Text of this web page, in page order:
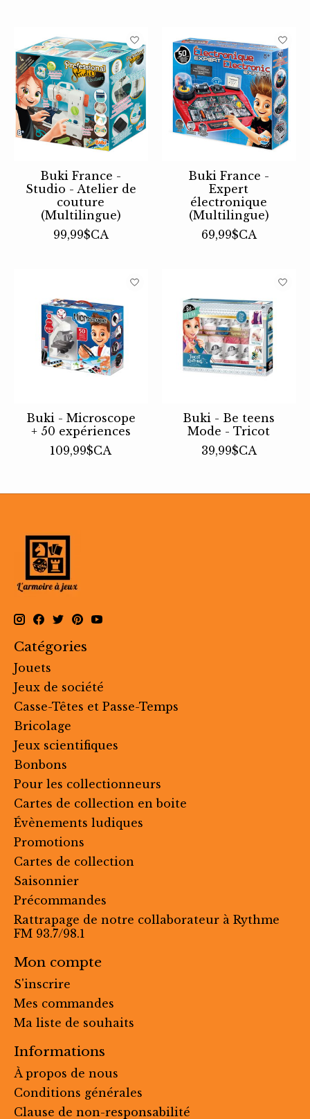
Buki France -
Studio - Atelier de
couture
(Multilingue)
99,99$CA
Buki France -
Expert
électronique
(Multilingue)
69,99$CA
Buki - Microscope
+ 50 expériences
109,99$CA
Buki - Be teens
Mode - Tricot
39,99$CA
Catégories
Jouets
Jeux de société
Casse-Têtes et Passe-Temps
Bricolage
Jeux scientifiques
Bonbons
Pour les collectionneurs
Cartes de collection en boite
Évènements ludiques
Promotions
Cartes de collection
Saisonnier
Précommandes
Rattrapage de notre collaborateur à Rythme
FM 93.7/98.1
Mon compte
S'inscrire
Mes commandes
Ma liste de souhaits
Informations
À propos de nous
Conditions générales
Clause de non-responsabilité